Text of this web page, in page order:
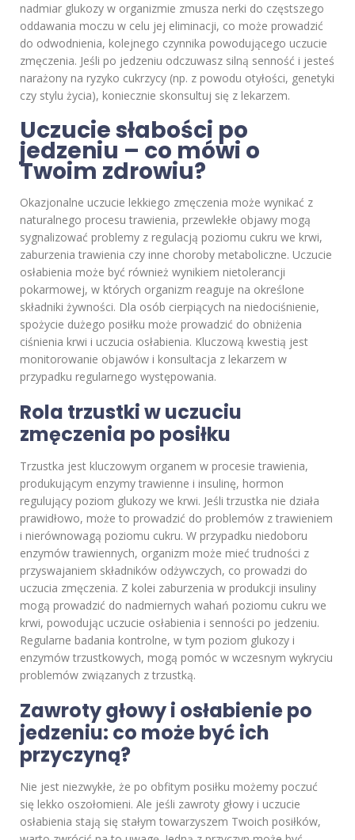
nadmiar glukozy w organizmie zmusza nerki do częstszego
oddawania moczu w celu jej eliminacji, co może prowadzić
do odwodnienia, kolejnego czynnika powodującego uczucie
zmęczenia. Jeśli po jedzeniu odczuwasz silną senność i jesteś
narażony na ryzyko cukrzycy (np. z powodu otyłości, genetyki
czy stylu życia), koniecznie skonsultuj się z lekarzem.
Uczucie słabości po
jedzeniu – co mówi o
Twoim zdrowiu?
Okazjonalne uczucie lekkiego zmęczenia może wynikać z
naturalnego procesu trawienia, przewlekłe objawy mogą
sygnalizować problemy z regulacją poziomu cukru we krwi,
zaburzenia trawienia czy inne choroby metaboliczne. Uczucie
osłabienia może być również wynikiem nietolerancji
pokarmowej, w których organizm reaguje na określone
składniki żywności. Dla osób cierpiących na niedociśnienie,
spożycie dużego posiłku może prowadzić do obniżenia
ciśnienia krwi i uczucia osłabienia. Kluczową kwestią jest
monitorowanie objawów i konsultacja z lekarzem w
przypadku regularnego występowania.
Rola trzustki w uczuciu
zmęczenia po posiłku
Trzustka jest kluczowym organem w procesie trawienia,
produkującym enzymy trawienne i insulinę, hormon
regulujący poziom glukozy we krwi. Jeśli trzustka nie działa
prawidłowo, może to prowadzić do problemów z trawieniem
i nierównowagą poziomu cukru. W przypadku niedoboru
enzymów trawiennych, organizm może mieć trudności z
przyswajaniem składników odżywczych, co prowadzi do
uczucia zmęczenia. Z kolei zaburzenia w produkcji insuliny
mogą prowadzić do nadmiernych wahań poziomu cukru we
krwi, powodując uczucie osłabienia i senności po jedzeniu.
Regularne badania kontrolne, w tym poziom glukozy i
enzymów trzustkowych, mogą pomóc w wczesnym wykryciu
problemów związanych z trzustką.
Zawroty głowy i osłabienie po
jedzeniu: co może być ich
przyczyną?
Nie jest niezwykłe, że po obfitym posiłku możemy poczuć
się lekko oszołomieni. Ale jeśli zawroty głowy i uczucie
osłabienia stają się stałym towarzyszem Twoich posiłków,